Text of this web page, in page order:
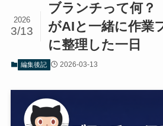
ブランチって何
がAIと一緒に作業
に整理した一日
2026
3/13
編集後記 2026-03-13